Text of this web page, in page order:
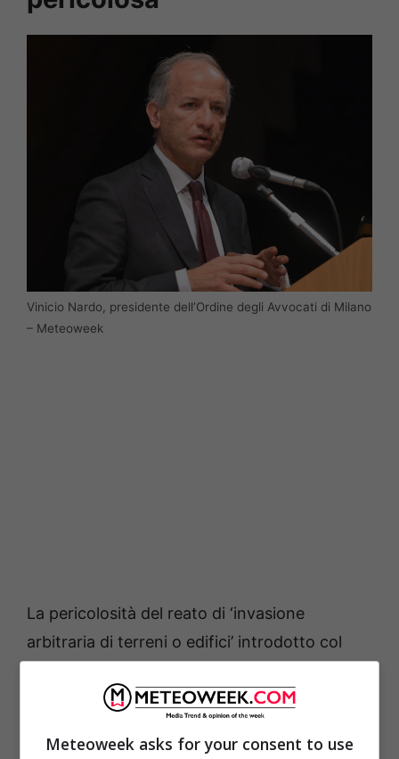
Vinicio Nardo, presidente dell’Ordine degli Avvocati di Milano
– Meteoweek
La pericolosità del reato di ‘invasione
arbitraria di terreni o edifici’ introdotto col
proverrebbe dal fatto che“si gioca col fuoco
Meteoweek asks for your consent to use